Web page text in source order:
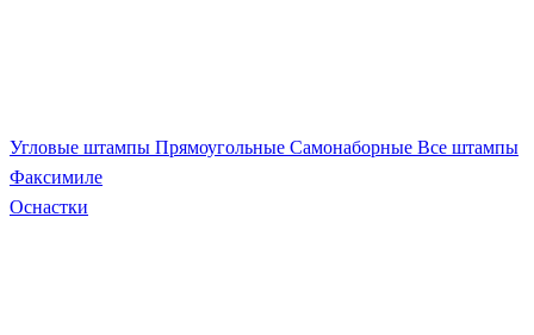
Угловые штампы Прямоугольные Самонаборные Все штампы
Факсимиле
Оснастки